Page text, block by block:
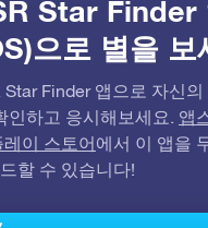
Star Finder
으로 별을 보
Star Finder 앱으로 자신
인하고 응시해보세요. 앱
레이 스토어에서 이 앱을
할 수 있습니다!